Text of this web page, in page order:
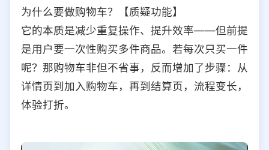
为什么要做购物车？【质疑功能】
它的本质是减少重复操作、提升效率——但前提
是用户要一次性购买多件商品。若每次只买一件
呢？那购物车非但不省事，反而增加了步骤：从
详情页到加入购物车，再到结算页，流程变长，
体验打折。